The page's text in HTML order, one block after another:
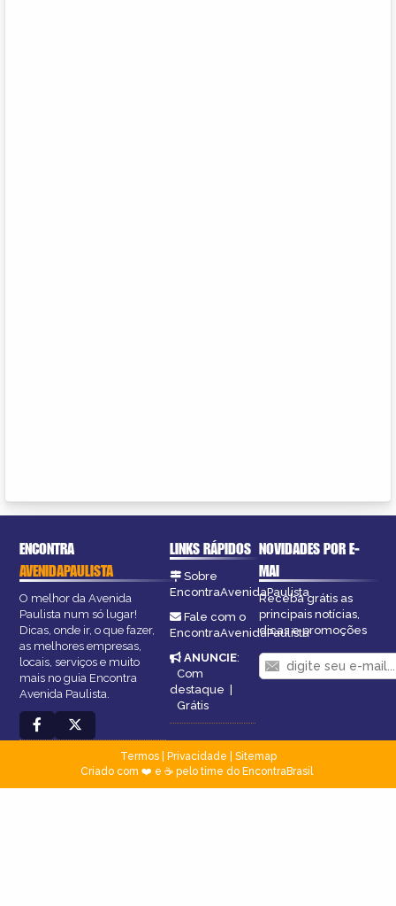
ENCONTRA
AVENIDAPAULISTA
O melhor da Avenida
Paulista num só lugar!
Dicas, onde ir, o que fazer,
as melhores empresas,
locais, serviços e muito
mais no guia Encontra
Avenida Paulista.
LINKS RÁPIDOS
Sobre
EncontraAvenidaPaulista
Fale com o
EncontraAvenidaPaulista
ANUNCIE:
Com
destaque
Grátis
NOVIDADES POR E-
MAI
Receba grátis as
principais notícias,
dicas e promoções
Termos| Privacidade
Sitemap
Criado com ❤️ e ☕ pelo time do EncontraBrasil